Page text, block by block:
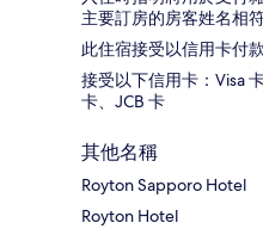
主要訂房的房客姓名相符
此住宿接受以信用卡付
接受以下信用卡：Visa
卡、JCB 卡
其他名稱
Royton Sapporo Hotel
Royton Hotel